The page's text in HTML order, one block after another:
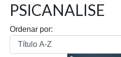
PSICANALISE
Ordenar por: